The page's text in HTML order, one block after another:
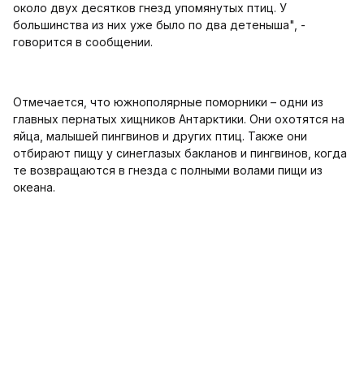
около двух десятков гнезд упомянутых птиц. У
большинства из них уже было по два детеныша", -
говорится в сообщении.
Отмечается, что южнополярные поморники – одни из
главных пернатых хищников Антарктики. Они охотятся на
яйца, малышей пингвинов и других птиц. Также они
отбирают пищу у синеглазых бакланов и пингвинов, когда
те возвращаются в гнезда с полными волами пищи из
океана.